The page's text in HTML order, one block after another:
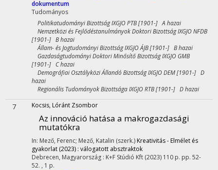
dokumentum
Tudományos
Politikatudományi Bizottság IXGJO PTB [1901-] A hazai
Nemzetközi és Fejlődéstanulmányok Doktori Bizottság IXGJO NFDB
[1901-] B hazai
Állam- és Jogtudományi Bizottság IXGJO ÁJB [1901-] B hazai
Gazdaságtudományi Doktori Minősítő Bizottság IXGJO GMB
[1901-] C hazai
Demográfiai Osztályközi Állandó Bizottság IXGJO DEM [1901-] D
hazai
Regionális Tudományok Bizottsága IXGJO RTB [1901-] D hazai
7 Kocsis, Lóránt Zsombor
Az innováció hatása a makrogazdasági
mutatókra
In: Mező, Ferenc; Mező, Katalin (szerk.) Kreativitás - Elmélet és
gyakorlat (2023) : válogatott absztraktok
Debrecen, Magyarország : K+F Stúdió Kft (2023) 110 p. pp. 52-
52. , 1 p.